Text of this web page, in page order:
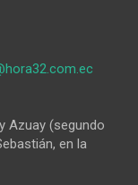
Azuay (segundo
en la